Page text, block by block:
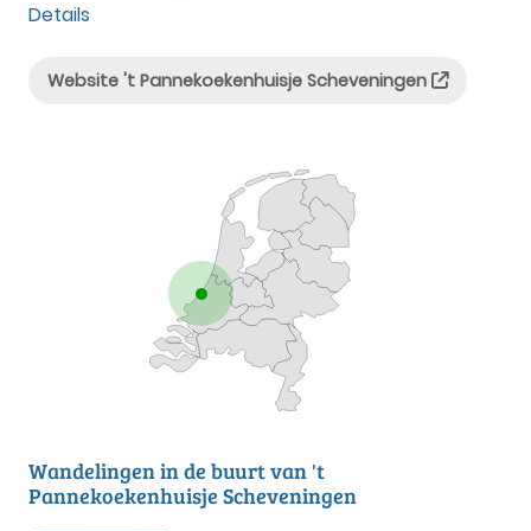
Details
Website 't Pannekoekenhuisje Scheveningen
Wandelingen in de buurt van 't
Pannekoekenhuisje Scheveningen